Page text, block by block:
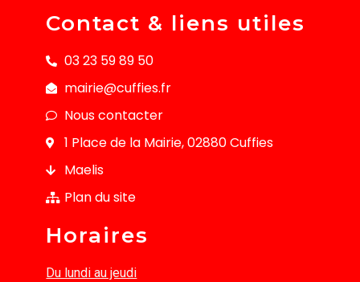
Contact & liens utiles
03 23 59 89 50
mairie@cuffies.fr
Nous contacter
1 Place de la Mairie, 02880 Cuffies
Maelis
Plan du site
Horaires
Du lundi au jeudi